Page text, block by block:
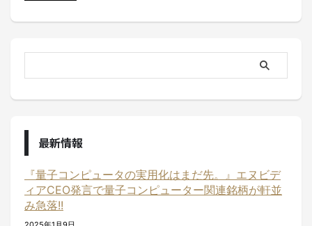
最新情報
『量子コンピュータの実用化はまだ先。』エヌビデ
ィアCEO発言で量子コンピューター関連銘柄が軒並
み急落!!